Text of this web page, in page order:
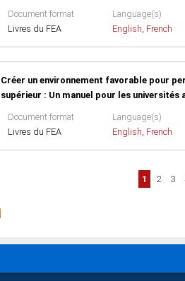
Document format
Livres du FEA
Language(s)
English, French
Créer un environnement favorable pour
supérieur : Un manuel pour les universités
Document format
Livres du FEA
Language(s)
English, French
1 2 3